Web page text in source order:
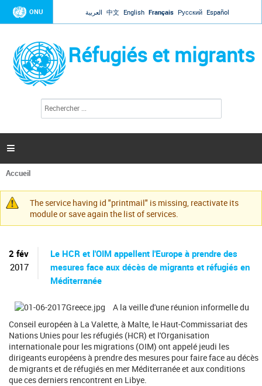
Jump to navigation
ONU العربية 中文 English Français Русский Español
Réfugiés et migrants
l
c
h

Vous
êtes
ici
Accueil
Message
d'avertissement
The service having id "printmail" is missing, reactivate its
module or save again the list of services.
2 fév
2017
Le HCR et l'OIM appellent l'Europe à prendre des
mesures face aux décès de migrants et réfugiés en
Méditerranée
A la veille d'une réunion informelle du
Conseil européen à La Valette, à Malte, le Haut-Commissariat des
Nations Unies pour les réfugiés (HCR) et l'Organisation
internationale pour les migrations (OIM) ont appelé jeudi les
dirigeants européens à prendre des mesures pour faire face au décès
de migrants et de réfugiés en mer Méditerranée et aux conditions
que ces derniers rencontrent en Libye.